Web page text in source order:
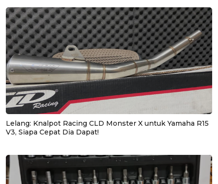
Lelang: Knalpot Racing CLD Monster X untuk Yamaha R15
V3, Siapa Cepat Dia Dapat!